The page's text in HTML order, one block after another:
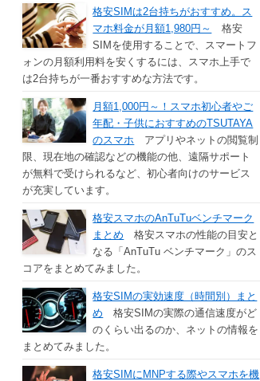
格安SIMは2台持ちがおすすめ。ス
マホ料金が月額1,980円～
格安
SIMを使用することで、スマートフ
ォンの月額利用料を安くするには、スマホ上手で
は2台持ちが一番おすすめな方法です。
月額1,000円～！スマホ初心者やご
年配・子供におすすめのTSUTAYA
のスマホ アプリやネットの閲覧制
限、現在地の確認などの機能の他、遠隔サポート
が無料で受けられるなど、初心者向けのサービス
が充実しています。
格安スマホのAnTuTuベンチマーク
まとめ 格安スマホの性能の目安と
なる「AnTuTu ベンチマーク」のス
コアをまとめてみました。
格安SIMの実効速度（時間別）まと
め 格安SIMの実際の通信速度がど
のくらい出るのか、ネットの情報を
まとめてみました。
格安SIMにMNPする際やスマホを機